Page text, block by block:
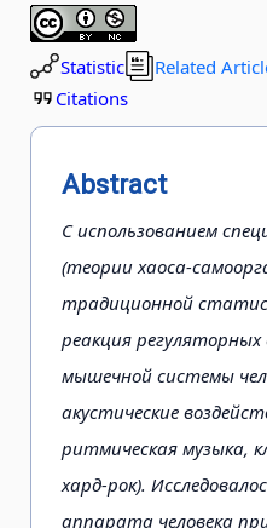
Statistic Related
Citations
Abstract
С использованием
(теории хаоса-
традиционной
реакция
мышечной системы
акустические
ритмическая музыка,
хард-рок).
аппарата человека